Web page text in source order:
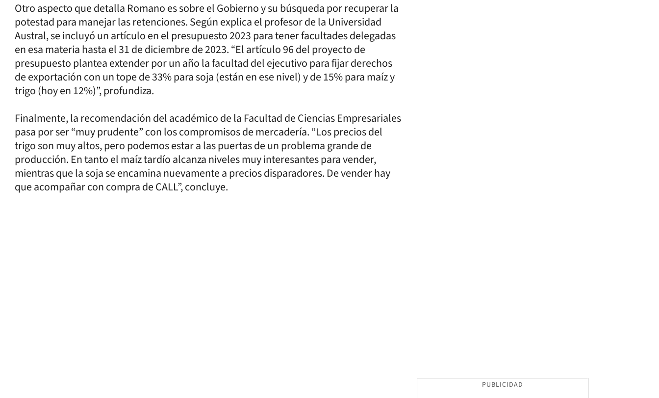
Otro aspecto que detalla Romano es sobre el Gobierno y su búsqueda por recuperar la
potestad para manejar las retenciones. Según explica el profesor de la Universidad
Austral, se incluyó un artículo en el presupuesto 2023 para tener facultades delegadas
en esa materia hasta el 31 de diciembre de 2023. “El artículo 96 del proyecto de
presupuesto plantea extender por un año la facultad del ejecutivo para fijar derechos
de exportación con un tope de 33% para soja (están en ese nivel) y de 15% para maíz y
trigo (hoy en 12%)”, profundiza.
Finalmente, la recomendación del académico de la Facultad de Ciencias Empresariales
pasa por ser “muy prudente” con los compromisos de mercadería. “Los precios del
trigo son muy altos, pero podemos estar a las puertas de un problema grande de
producción. En tanto el maíz tardío alcanza niveles muy interesantes para vender,
mientras que la soja se encamina nuevamente a precios disparadores. De vender hay
que acompañar con compra de CALL”, concluye.
PUBLICIDAD